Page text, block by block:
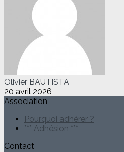
Olivier BAUTISTA
20 avril 2026
Association
Pourquoi adhérer ?
*** Adhésion ***
Contact